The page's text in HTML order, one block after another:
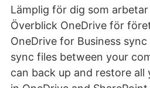
Lämplig för dig som
Överblick OneDrive för
OneDrive for Business
sync files between your
can back up and restore